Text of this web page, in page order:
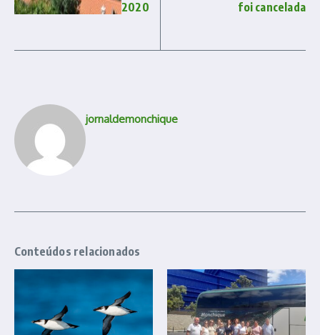
2020
foi cancelada
jornaldemonchique
Conteúdos relacionados